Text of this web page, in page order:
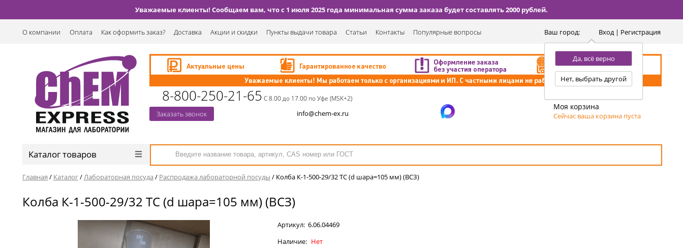
Уважаемые клиенты! Сообщаем вам, что с 1 июля 2025 года минимальная сумма заказа будет составлять 2000 рублей.
Ваш город:
Да, всё верно
Нет, выбрать другой
Вход | Регистрация
О компании Оплата Как оформить заказ? Доставка Акции и скидки Пункты выдачи товара Статьи Контакты Популярные вопросы
8-800-250-21-65 С 8.00 до 17.00 по Уфе (MSK+2)
Заказать звонок info@chem-ex.ru
Моя корзина
Сейчас ваша корзина пуста
Каталог товаров
Главная / Каталог/Лабораторная посуда / Распродажа лабораторной посуды / Колба К-1-500-29/32 ТС (d шара=105 мм) (ВСЗ)
Колба К-1-500-29/32 ТС (d шара=105 мм) (ВСЗ)
Артикул:6.06.04469
Наличие: Нет